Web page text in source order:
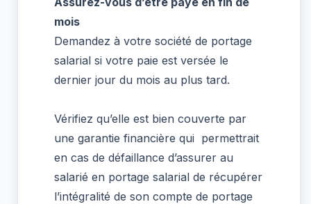
mois
Demandez à votre société de portage
salarial si votre paie est versée le
dernier jour du mois au plus tard.
Vérifiez qu’elle est bien couverte par
une garantie financière qui permettrait
en cas de défaillance d’assurer au
salarié en portage salarial de récupérer
l’intégralité de son compte de portage